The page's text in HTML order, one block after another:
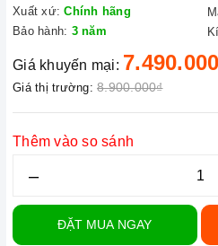
Xuất xứ: Chính hãng
Bảo hành: 3 năm
Giá khuyến mại:
Giá thị trường: 8.900.000₫
Thêm vào so sánh
–
ĐẶT MUA NGAY